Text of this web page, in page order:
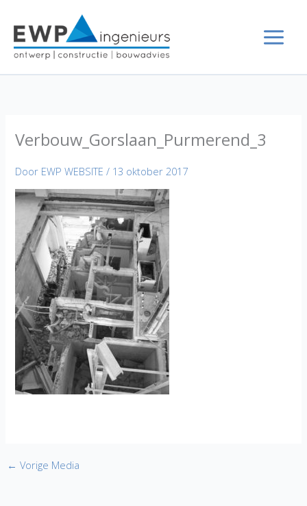
inhoud
Verbouw_Gorslaan_Purmerend_3
Door EWP WEBSITE/ 13 oktober 2017
← Vorige Media